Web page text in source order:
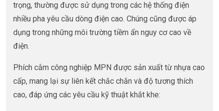
trọng, thường được sử dụng trong các hệ thống điện
nhiều pha yêu cầu dòng điện cao. Chúng cũng được áp
dụng trong những môi trường tiềm ẩn nguy cơ cao về
điện.
Phích cắm công nghiệp MPN được sản xuất từ nhựa cao
cấp, mang lại sự liên kết chắc chắn và độ tương thích
cao, đáp ứng các yêu cầu kỹ thuật khắt khe: